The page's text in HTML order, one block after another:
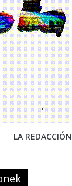
LA REDACCIÓN